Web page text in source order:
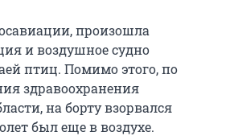
произошла
и воздушное судно
птиц. Помимо этого, по
здравоохранения
на борту взорвался
был еще в воздухе.